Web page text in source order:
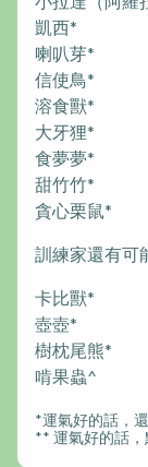
凱西*
喇叭芽*
信使鳥*
溶食獸*
大牙狸*
食夢夢*
甜竹竹*
貪心栗鼠*
訓練家還有可
卡比獸*
壺壺*
樹枕尾熊*
啃果蟲^
*運氣好的話，
** 運氣好的話，